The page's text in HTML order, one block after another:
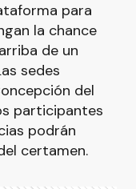
para
la chance
de un
sedes
del
participantes
podrán
certamen.